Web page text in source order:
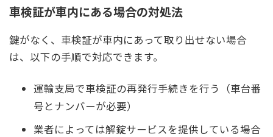
車検証が車内にある場合の対処法
鍵がなく、車検証が車内にあって取り出せない場合
は、以下の手順で対応できます。
運輸支局で車検証の再発行手続きを行う（車台番
号とナンバーが必要）
業者によっては解錠サービスを提供している場合